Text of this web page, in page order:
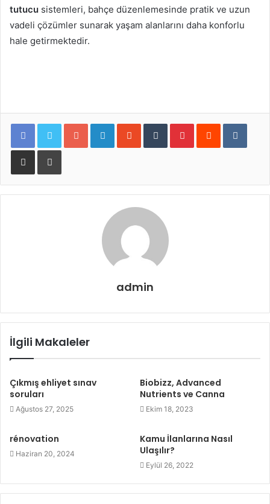
tutucu sistemleri, bahçe düzenlemesinde pratik ve uzun
vadeli çözümler sunarak yaşam alanlarını daha konforlu
hale getirmektedir.
Google+LinkedInStumbleUpon
TumblrPinterestReddit
E-Posta ile paylaş Yazdır
admin
İlgili Makaleler
Çıkmış ehliyet sınav
soruları
Ağustos 27, 2025
Biobizz, Advanced
Nutrients ve Canna
Ekim 18, 2023
rénovation
Haziran 20, 2024
Kamu İlanlarına Nasıl
Ulaşılır?
Eylül 26, 2022